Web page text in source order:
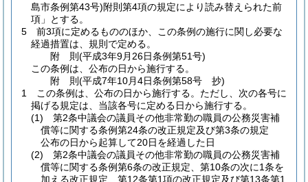
島市条例第43号)附則第4項の規定により読み替えられた前
項」とする。
5
前3項に定めるもののほか、この条例の施行に関し必要な
経過措置は、規則で定める。
附 則(平成3年9月26日条例第51号)
この条例は、公布の日から施行する。
附 則(平成7年10月4日条例第58号 抄)
1
この条例は、公布の日から施行する。 ただし、次の各号に
掲げる規定は、当該各号に定める日から施行する。
(1)
第2条中議会の議員その他非常勤の職員の公務災害補
償等に関する条例第24条の改正規定及び第3条の規定
公布の日から起算して20日を経過した日
(2)
第2条中議会の議員その他非常勤の職員の公務災害補
償等に関する条例第6条の改正規定、第10条の次に1条を
加える改正規定、第12条第1項の改正規定及び第13条第1